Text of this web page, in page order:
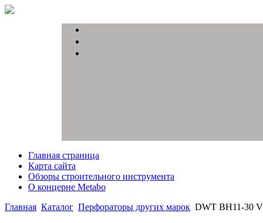
Главная страница
Карта сайта
Обзоры строительного инструмента
О концерне Metabo
Главная Каталог Перфораторы других марок DWT ВН11-30